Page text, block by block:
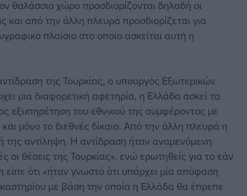
θαλάσσιο χώρο προσδιορίζονται δηλαδή οι
και από την άλλη πλευρά προσδιορίζεται για
πλαίσιο στο οποίο ασκείται αυτή η
της Τουρκίας, ο υπουργός Εξωτερικών
μια διαφορετική αφετηρία, η Ελλάδα ασκεί τα
εξυπηρέτηση του εθνικού της συμφέροντος με
μόνο το διεθνές δίκαιο. Από την άλλη πλευρά η
της αντίληψη. Η αντίδραση ήταν αναμενόμενη
οι θέσεις της Τουρκίας», ενώ ερωτηθείς για το εάν
ότι «ήταν γνωστό ότι υπάρχει μία απόφαση
με βάση την οποία η Ελλάδα θα έπρεπε